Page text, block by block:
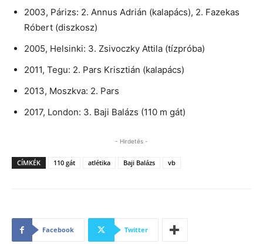
2003, Párizs: 2. Annus Adrián (kalapács), 2. Fazekas
Róbert (diszkosz)
2005, Helsinki: 3. Zsivoczky Attila (tízpróba)
2011, Tegu: 2. Pars Krisztián (kalapács)
2013, Moszkva: 2. Pars
2017, London: 3. Baji Balázs (110 m gát)
- Hirdetés -
CÍMKÉK 110 gát atlétika Baji Balázs vb
Facebook Twitter